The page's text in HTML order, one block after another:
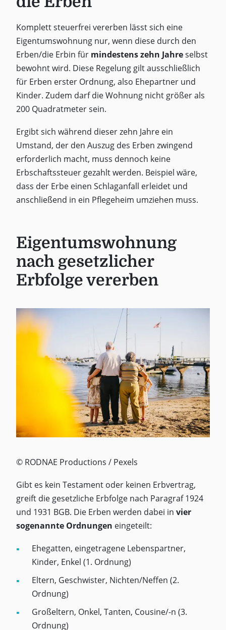
Komplett steuerfrei vererben lässt sich eine
Eigentumswohnung nur, wenn diese durch den
Erben/die Erbin für mindestens zehn Jahreselbst
bewohnt wird. Diese Regelung gilt ausschließlich
für Erben erster Ordnung, also Ehepartner und
Kinder. Zudem darf die Wohnung nicht größer als
200 Quadratmeter sein.
Ergibt sich während dieser zehn Jahre ein
Umstand, der den Auszug des Erben zwingend
erforderlich macht, muss dennoch keine
Erbschaftssteuer gezahlt werden. Beispiel wäre,
dass der Erbe einen Schlaganfall erleidet und
anschließend in ein Pflegeheim umziehen muss.
Eigentumswohnung
nach gesetzlicher
Erbfolge vererben
© RODNAE Productions / Pexels
Gibt es kein Testament oder keinen Erbvertrag,
greift die gesetzliche Erbfolge nach Paragraf 1924
und 1931 BGB. Die Erben werden dabei in vier
sogenannte Ordnungen eingeteilt:
Ehegatten, eingetragene Lebenspartner,
Kinder, Enkel (1. Ordnung)
Eltern, Geschwister, Nichten/Neffen (2.
Ordnung)
Großeltern, Onkel, Tanten, Cousine/-n (3.
Ordnung)